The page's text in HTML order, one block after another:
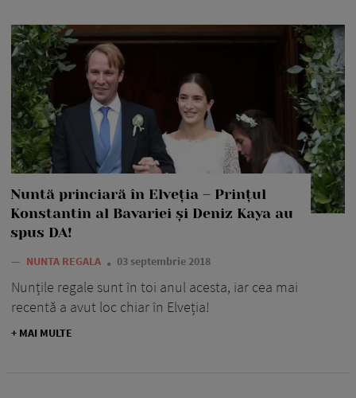
Nuntă princiară în Elveția – Prințul
Konstantin al Bavariei și Deniz Kaya au
spus DA!
— NUNTA REGALA 03 septembrie 2018
Nunțile regale sunt în toi anul acesta, iar cea mai
recentă a avut loc chiar în Elveția!
+ MAI MULTE